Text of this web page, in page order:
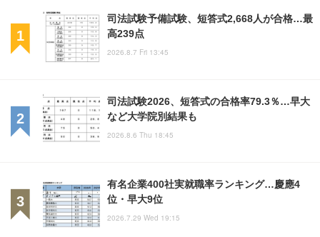
司法試験予備試験、短答式2,668人が合格…最
高239点
2026.8.7 Fri 13:45
司法試験2026、短答式の合格率79.3％…早大
など大学院別結果も
2026.8.6 Thu 18:45
有名企業400社実就職率ランキング…慶應4
位・早大9位
2026.7.29 Wed 19:15